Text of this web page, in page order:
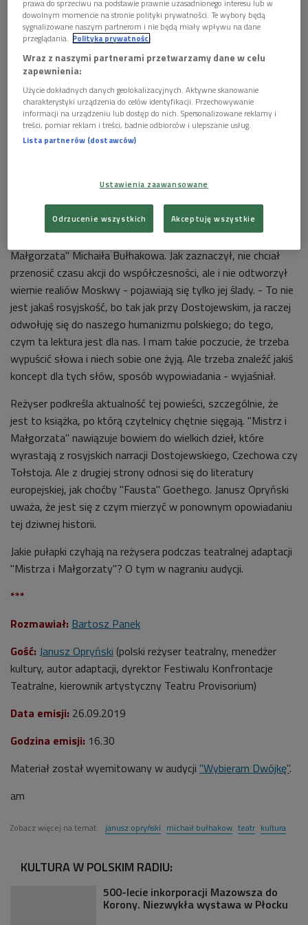
Afisz spektaklu "Mistrz i Małgorzata" w reż. Janusza Opryńskiego
Janusz Opryński przygotował w Teatrze Dramatycznym w
Opolu premierę spektaklu na podstawie powieści "Mistrz i
Małgorzata" Michaiła Bułhakowa. Jak zaznaczył, nie chciał
przenosić czasu akcji do współczesności, ale i nie odtworzył
wiernie realiów Moskwy - pojawiają się tylko jej ślady. - To nie
jest jakaś rosyjskość, bo tak jak przy Dostojewskim, ja raczej
odwołuję się do naszego humanizmu polskiego; do tego,
czym ta lektura jest dla nas. I mam takie poczucie, że trzeba
wypuścić słowa i niech sobie one żyją. Ale trzeba znaleźć jakiś
koncept dla tych słów, sposób wypowiadania - wyjaśniał.
Reżyser podkreśla aktualność tej powieści, szczególnie, że
jest to książka, po którą czytelnicy chętnie sięgają. "Mistrz i
Małgorzata" nawiązuje bowiem do wielkich dzieł, które
wyrastają z rosyjskich narracji Dostojewskiego, Czechowa czy
Tołstoja. Ale z drugiej strony odnosi się do literatury
europejskiej, jak choćby "Fausta" Goethego. Janusz Opryński
uważa, że jest się z czym mierzyć w ponownym opowiadaniu
tej dziwnej historii.
Jakie pułapki czyhają na reżysera podczas teatralnej adaptacji
"Mistrza i Małgorzaty"? O tym w nagraniu audycji.
***
Rozmawiał: Bartosz Panek
Gość: Janusz Opryński (polski reżyser teatralny, menedżer
kultury, autor adaptacji, dyrektor Festiwalu Konfrontacje
Teatralne, kierownik artystyczny Teatru Provisorium)
Data emisji: 26.09.2019
Godzina emisji: 16.30
Materiał został wyemitowany w audycji "Wybieram Dwójkę".
am
Zobacz więcej na temat: janusz opryński michaił bułhakow teatr kultura
KULTURA W POLSKIM RADIU:
500-lecie inkorporacji Mazowsza do
Korony. Niezwykła wystawa w Płocku
prawa do sprzeciwu na podstawie prawnie uzasadnionego interesu lub w
dowolnym momencie na stronie polityki prywatności. Te wybory będą
sygnalizowane naszym partnerom i nie będą miały wpływu na dane
przeglądania. Polityka prywatności
Wraz z naszymi partnerami przetwarzamy dane w celu
zapewnienia:
Użycie dokładnych danych geolokalizacyjnych. Aktywne skanowanie
charakterystyki urządzenia do celów identyfikacji. Przechowywanie
informacji na urządzeniu lub dostęp do nich. Spersonalizowane reklamy i
treści, pomiar reklam i treści, badnie odbiorców i ulepszanie usług.
Lista partnerów (dostawców)
Ustawienia zaawansowane
Odrzucenie wszystkich Akceptuję wszystkie